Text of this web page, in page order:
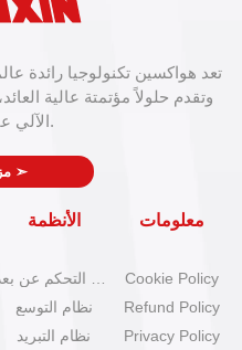
تعد هواكسين تكنولوجيا رائدة
وتقدم حلولاً مؤتمتة عالية
الآلي عبر الابتكار.
➣
الأنظمة
نظام التوسع
نظام التبريد
معلومات
Cookie Policy
Refund Policy
Privacy Policy